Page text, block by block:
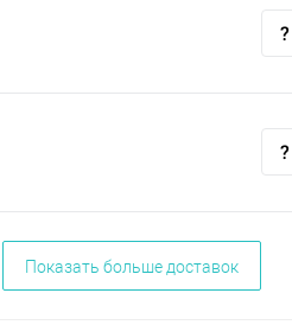
Показать больше доставок